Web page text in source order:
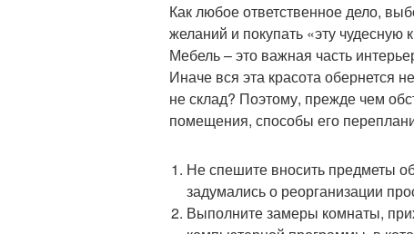
Как любое ответственное дело,
желаний и покупать «эту
Мебель – это важная часть
Иначе вся эта красота обернется
не склад? Поэтому, прежде чем
помещения, способы его
Не спешите вносить предметы
задумались о реорганизации
Выполните замеры комнаты,